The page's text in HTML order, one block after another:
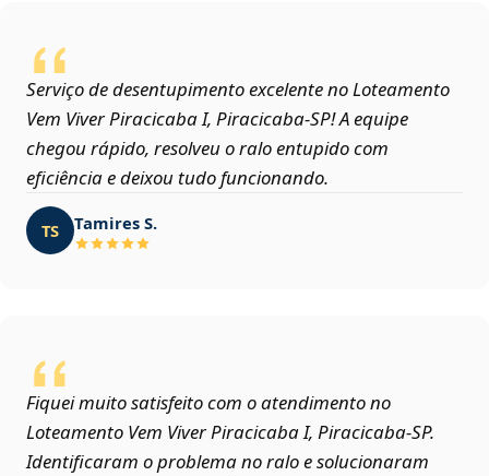
Serviço de desentupimento excelente no Loteamento
Vem Viver Piracicaba I, Piracicaba‑SP! A equipe
chegou rápido, resolveu o ralo entupido com
eficiência e deixou tudo funcionando.
TS Tamires S.
Fiquei muito satisfeito com o atendimento no
Loteamento Vem Viver Piracicaba I, Piracicaba‑SP.
Identificaram o problema no ralo e solucionaram